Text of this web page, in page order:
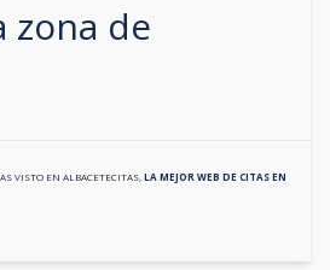
zona de
VISTO EN ALBACETECITAS LA MEJOR WEB DE CITAS EN